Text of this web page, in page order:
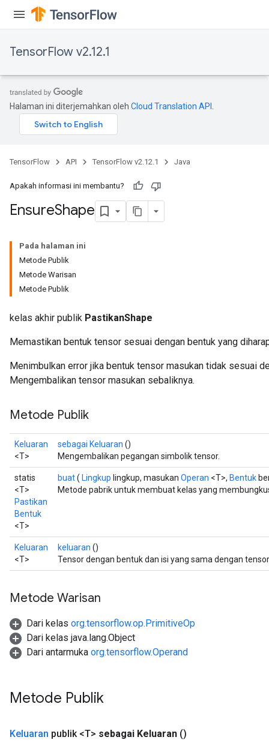
TensorFlow v2.12.1
Halaman ini diterjemahkan oleh Cloud Translation API
TensorFlow API TensorFlow v2.12.1 Java
Apakah informasi ini membantu?
EnsureShape
Pada halaman ini
Metode Publik
Metode Warisan
Metode Publik
kelas akhir publik PastikanShape
Memastikan bentuk tensor sesuai dengan bentuk yang
Menimbulkan error jika bentuk tensor masukan tidak sesuai
Mengembalikan tensor masukan sebaliknya.
Metode Publik
Keluaran
<T>
sebagai Keluaran ()
Mengembalikan pegangan simbolik tensor.
statis
<T>
Pastikan
Bentuk
<T>
buat( Lingkup lingkup, masukan Operan <T>, Bentuk
Metode pabrik untuk membuat kelas yang
Keluaran
<T>
keluaran ()
Tensor dengan bentuk dan isi yang sama dengan
Metode Warisan
Dari kelas org.tensorflow.op.PrimitiveOp
Dari kelas java.lang.Object
Dari antarmuka org.tensorflow.Operand
Metode Publik
Keluaran publik <T> sebagai Keluaran ()